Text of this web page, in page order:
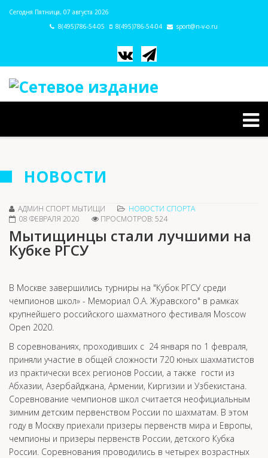
Сегодня Пятница, 07 августа 2026
8(495)786-54-05
8(495)786-54-04 sport@n-v-o.ru
НОВОСТИ
АДМИН СПОРТ МЫТИЩИ
НОВОСТИ СПОРТА
08 ФЕВРАЛЯ 2020
ПРОСМОТРОВ: 524
Мытищинцы стали лучшими на
Кубке РГСУ
В Москве завершились турниры на "Кубок РГСУ среди
чемпионов школ» - Мемориал О.А. Журавского" в рамках
крупнейшего российского шахматного фестиваля Moscow
Open 2020.
В соревнованиях, проходивших с 24 января по 1 февраля,
приняли участие в общей сложности 720 юных шахматистов
из практически всех регионов России, а также гости из
Абхазии, Азербайджана, Армении, Киргизии и Узбекистана.
Соревнование чемпионов школ считается неофициальным
зимним детским первенством России по шахматам. В этом
году в Москву приехали призеры первенств мира и Европы,
чемпионы и призеры первенств России, детского Кубка
России. Соревнования проводились в четырех возрастных